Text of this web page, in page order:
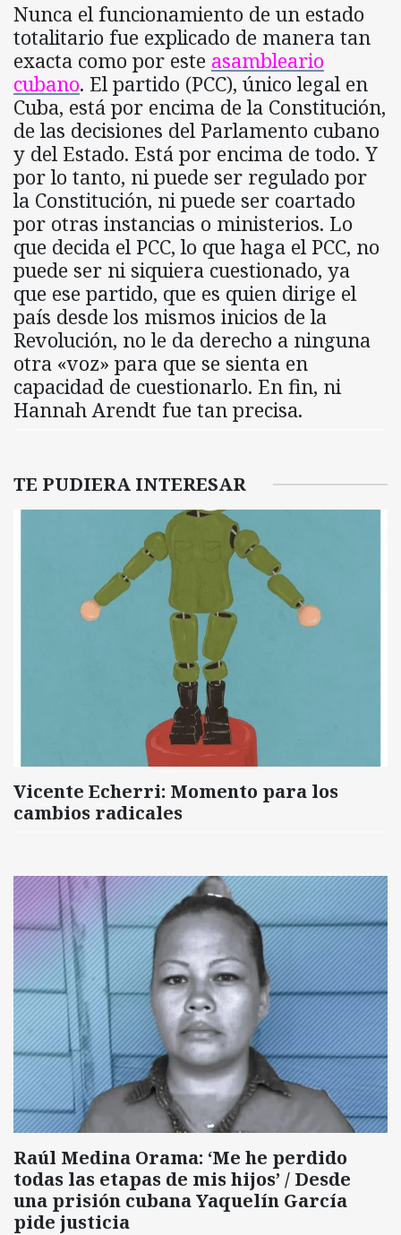
Nunca el funcionamiento de un estado
totalitario fue explicado de manera tan
exacta como por este asambleario
cubano. El partido (PCC), único legal en
Cuba, está por encima de la Constitución,
de las decisiones del Parlamento cubano
y del Estado. Está por encima de todo. Y
por lo tanto, ni puede ser regulado por
la Constitución, ni puede ser coartado
por otras instancias o ministerios. Lo
que decida el PCC, lo que haga el PCC, no
puede ser ni siquiera cuestionado, ya
que ese partido, que es quien dirige el
país desde los mismos inicios de la
Revolución, no le da derecho a ninguna
otra «voz» para que se sienta en
capacidad de cuestionarlo. En fin, ni
Hannah Arendt fue tan precisa.
TE PUDIERA INTERESAR
Vicente Echerri: Momento para los
cambios radicales
Raúl Medina Orama: ‘Me he perdido
todas las etapas de mis hijos’ / Desde
una prisión cubana Yaquelín García
pide justicia